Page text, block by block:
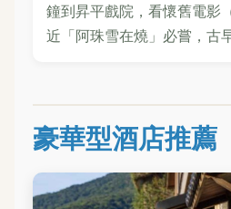
鐘到昇平戲院，看懷舊電影
近「阿珠雪在燒」必嘗，古
豪華型酒店推薦